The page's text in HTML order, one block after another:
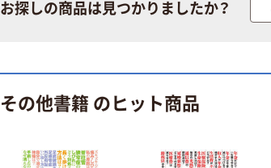
お探しの商品は見つかりましたか？
その他書籍 のヒット商品